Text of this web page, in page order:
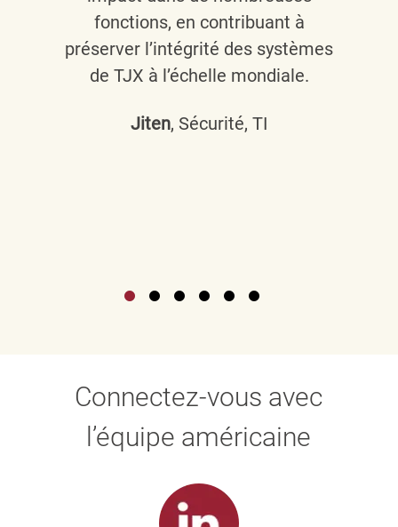
fonctions, en contribuant à
préserver l’intégrité des systèmes
de TJX à l’échelle mondiale.
Jiten, Sécurité, TI
Connectez-vous avec
l’équipe américaine